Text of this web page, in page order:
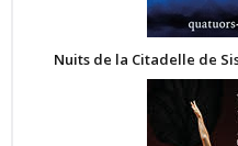
Nuits de la Citadelle de